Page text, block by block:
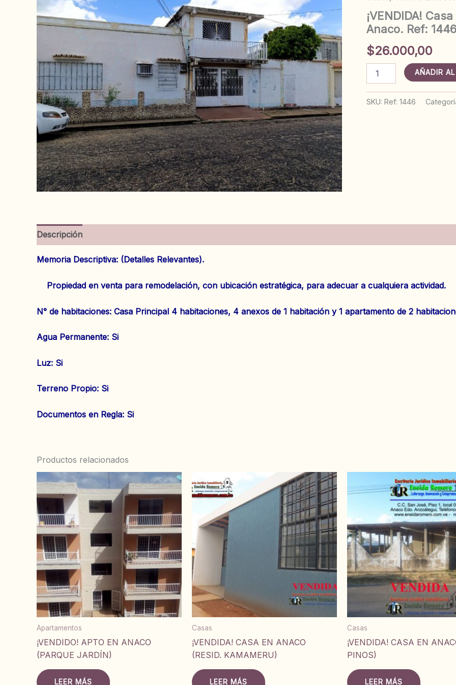
¡VENDIDA!
Anaco. Ref: 1446
$26.000,00
Casa
4
AÑADIR
SKU: Ref: 1446
Descripción
Memoria Descriptiva: (Detalles Relevantes).
Propiedad en venta para remodelación, con ubicación estratégica, para adecuar a cualquiera actividad.
N° de habitaciones: Casa Principal 4 habitaciones, 4 anexos de 1 habitación y 1 apartamento de 2
‌Agua Permanente: Si
‌Luz: Si
‌Terreno Propio: Si
‌Documentos en Regla: Si
Productos relacionados
Apartamentos
¡VENDIDO! APTO EN ANACO
(PARQUE JARDÍN)
LEER MÁS
Casas
¡VENDIDA! CASA EN ANACO
(RESID. KAMAMERU)
LEER MÁS
Casas
¡VENDIDA! CASA EN
PINOS)
LEER MÁS